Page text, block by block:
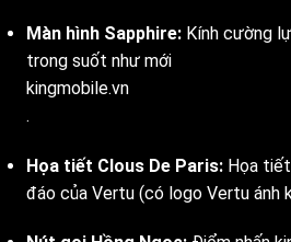
Màn hình Sapphire:Kính cường
trong suốt như mới
kingmobile.vn
.
Họa tiết Clous De Paris:Họa tiết
đáo của Vertu (có logo Vertu ánh